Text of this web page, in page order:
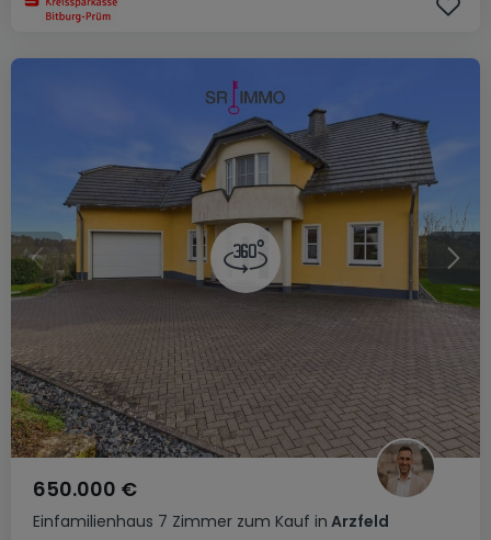
Einfamilienhaus 7 Zimmer zum Kauf in Arzfeld
650.000 €